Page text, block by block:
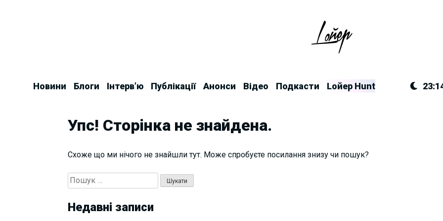
Новини Блоги Інтерв’ю Публікації Анонси Відео Подкасти Lойер Hunt
Упс! Сторінка не знайдена.
Схоже що ми нічого не знайшли тут. Може спробуєте посилання знизу чи пошук?
Пошук:
Недавні записи